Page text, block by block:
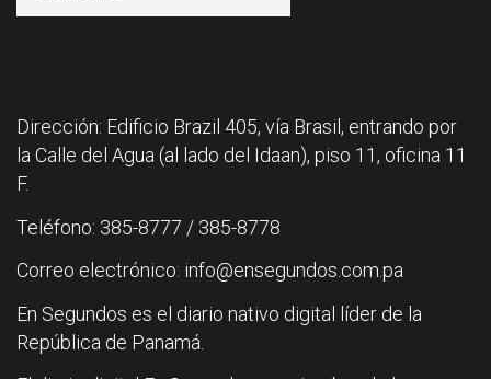
Dirección: Edificio Brazil 405, vía Brasil, entrando por
la Calle del Agua (al lado del Idaan), piso 11, oficina 11
F.
Teléfono: 385-8777 / 385-8778
Correo electrónico: info@ensegundos.com.pa
En Segundos es el diario nativo digital líder de la
República de Panamá.